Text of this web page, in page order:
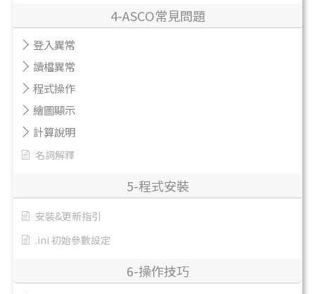
4-ASCO常見問題
登入異常
讀檔異常
程式操作
繪圖顯示
計算說明
名詞解釋
5-程式安裝
安裝&更新指引
.ini 初始參數設定
6-操作技巧